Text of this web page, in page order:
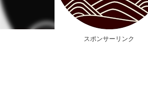
スポンサーリンク